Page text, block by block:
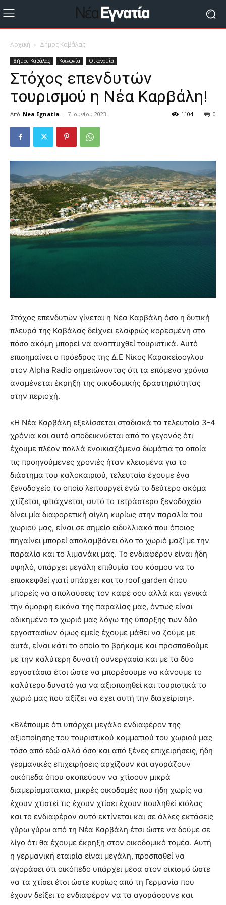
Αρχική Δήμος Καβάλας
Δήμος Καβάλας Κοινωνία Οικονομία
Στόχος επενδυτών
τουρισμού η Νέα Καρβάλη!
Από Nea Egnatia - 7 Ιουνίου 2023 0
1104
Στόχος επενδυτών γίνεται η Νέα Καρβάλη όσο η δυτική
πλευρά της Καβάλας δείχνει ελαφρώς κορεσμένη στο
πόσο ακόμη μπορεί να αναπτυχθεί τουριστικά. Αυτό
επισημαίνει ο πρόεδρος της Δ.Ε Νίκος Καρακείσογλου
στον Alpha Radio σημειώνοντας ότι τα επόμενα χρόνια
αναμένεται έκρηξη της οικοδομικής δραστηριότητας
στην περιοχή.
«Η Νέα Καρβάλη εξελίσσεται σταδιακά τα τελευταία 3-4
χρόνια και αυτό αποδεικνύεται από το γεγονός ότι
έχουμε πλέον πολλά ενοικιαζόμενα δωμάτια τα οποία
τις προηγούμενες χρονιές ήταν κλεισμένα για το
διάστημα του καλοκαιριού, τελευταία έχουμε ένα
ξενοδοχείο το οποίο λειτουργεί ενώ το δεύτερο ακόμα
χτίζεται, φτιάχνεται, αυτό το τετράστερο ξενοδοχείο
δίνει μία διαφορετική αίγλη κυρίως στην παραλία του
χωριού μας, είναι σε σημείο ειδυλλιακό που όποιος
πηγαίνει μπορεί απολαμβάνει όλο το χωριό μαζί με την
παραλία και το λιμανάκι μας. Το ενδιαφέρον είναι ήδη
υψηλό, υπάρχει μεγάλη επιθυμία του κόσμου να το
επισκεφθεί γιατί υπάρχει και το roof garden όπου
μπορείς να απολαύσεις τον καφέ σου αλλά και γενικά
την όμορφη εικόνα της παραλίας μας, όντως είναι
αδικημένο το χωριό μας λόγω της ύπαρξης των δύο
εργοστασίων όμως εμείς έχουμε μάθει να ζούμε με
αυτά, είναι κάτι το οποίο το βρήκαμε και προσπαθούμε
με την καλύτερη δυνατή συνεργασία και με τα δύο
εργοστάσια έτσι ώστε να μπορέσουμε να κάνουμε το
καλύτερο δυνατό για να αξιοποιηθεί και τουριστικά το
χωριό μας που αξίζει να έχει αυτή την διαχείριση».
«Βλέπουμε ότι υπάρχει μεγάλο ενδιαφέρον της
αξιοποίησης του τουριστικού κομματιού του χωριού μας
τόσο από εδώ αλλά όσο και από ξένες επιχειρήσεις, ήδη
γερμανικές επιχειρήσεις αρχίζουν και αγοράζουν
οικόπεδα όπου σκοπεύουν να χτίσουν μικρά
διαμερίσματακια, μικρές οικοδομές που ήδη χωρίς να
έχουν χτιστεί τις έχουν χτίσει έχουν πουληθεί κιόλας
και το ενδιαφέρον αυτό εκτίνεται και σε άλλες εκτάσεις
γύρω γύρω από τη Νέα Καρβάλη έτσι ώστε να δούμε σε
λίγο ότι θα έχουμε έκρηξη στον οικοδομικό τομέα. Αυτή
η γερμανική εταιρία είναι μεγάλη, προσπαθεί να
αγοράσει ότι οικόπεδο υπάρχει μέσα στον οικισμό ώστε
να τα χτίσει έτσι ώστε κυρίως από τη Γερμανία που
έχουν δείξει το ενδιαφέρον να τα αγοράσουνε και